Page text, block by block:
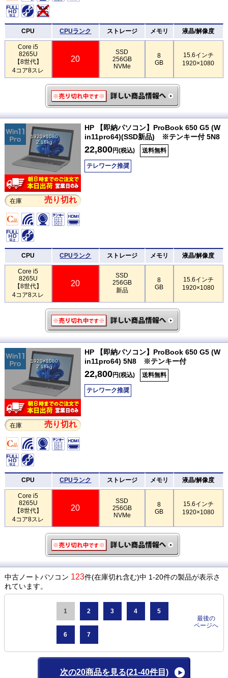
CPU CPUランク ストレージ メモリ 液晶/解像度
Core i5
8265U
【8世代】
4コア8スレ
20
SSD
256GB
NVMe
8
GB
15.6インチ
1920×1080
1920×1080
2.18kg
在庫 売り切れ
HP 【即納パソコン】ProBook 650 G5 (W
in11pro64)(SSD新品) ※テンキー付 5N8
22,800円(税込) 送料無料
テレワーク推奨
CPU CPUランク ストレージ メモリ 液晶/解像度
Core i5
8265U
【8世代】
4コア8スレ
20
SSD
256GB
新品
8
GB
15.6インチ
1920×1080
1920×1080
2.18kg
在庫 売り切れ
HP 【即納パソコン】ProBook 650 G5 (W
in11pro64) 5N8 ※テンキー付
22,800円(税込) 送料無料
テレワーク推奨
CPU CPUランク ストレージ メモリ 液晶/解像度
Core i5
8265U
【8世代】
4コア8スレ
20
SSD
256GB
NVMe
8
GB
15.6インチ
1920×1080
中古ノートパソコン 123件(在庫切れ含む)中 1-20件の製品が表示さ
れています。
1 2 3 4 5
6 7
最後の
ページへ
次の20商品を見る(21-40件目)